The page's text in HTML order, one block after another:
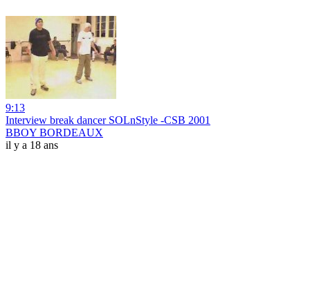
9:13
Interview break dancer SOLnStyle -CSB 2001
BBOY BORDEAUX
il y a 18 ans